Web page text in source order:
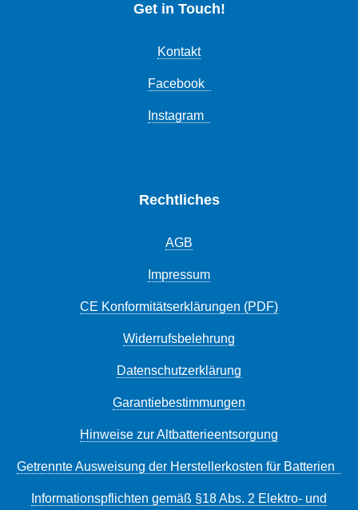
Get in Touch!
Kontakt
Facebook
Instagram
Rechtliches
AGB
Impressum
CE Konformitätserklärungen (PDF)
Widerrufsbelehrung
Datenschutzerklärung
Garantiebestimmungen
Hinweise zur Altbatterieentsorgung
Getrennte Ausweisung der Herstellerkosten für Batterien
Informationspflichten gemäß §18 Abs. 2 Elektro- und